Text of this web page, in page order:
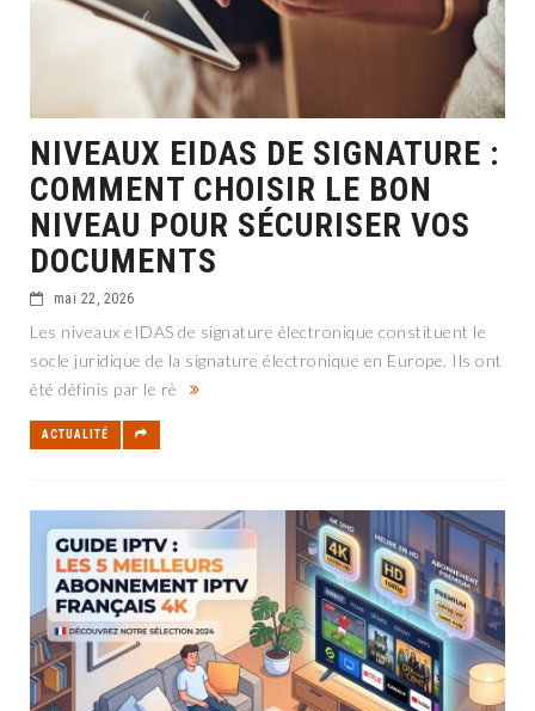
NIVEAUX EIDAS DE SIGNATURE :
COMMENT CHOISIR LE BON
NIVEAU POUR SÉCURISER VOS
DOCUMENTS
mai 22, 2026
Les niveaux eIDAS de signature électronique constituent le
socle juridique de la signature électronique en Europe. Ils ont
été définis par le rè
ACTUALITÉ